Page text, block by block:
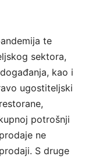
te
sektora,
kao i
ugostiteljski
potrošnji
ne
S druge